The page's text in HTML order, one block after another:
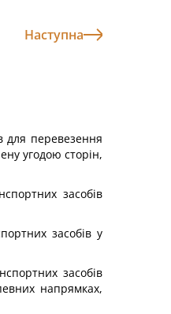
Наступна
для перевезення
угодою сторін,
засобів
засобів у
засобів
напрямках,